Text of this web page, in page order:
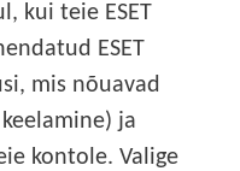
kui teie ESET
ESET
mis nõuavad
ja
kontole. Valige